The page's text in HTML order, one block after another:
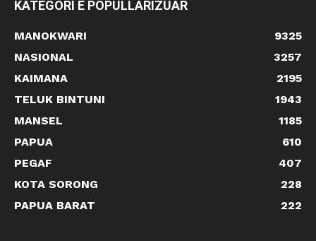
KATEGORI E POPULLARIZUAR
MANOKWARI
9325
NASIONAL
3257
KAIMANA
2195
TELUK BINTUNI
1943
MANSEL
1185
PAPUA
610
PEGAF
407
KOTA SORONG
228
PAPUA BARAT
222